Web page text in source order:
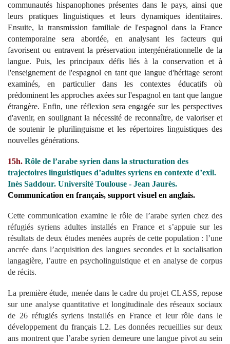
communautés hispanophones présentes dans le pays, ainsi que
leurs pratiques linguistiques et leurs dynamiques identitaires.
Ensuite, la transmission familiale de l'espagnol dans la France
contemporaine sera abordée, en analysant les facteurs qui
favorisent ou entravent la préservation intergénérationnelle de la
langue. Puis, les principaux défis liés à la conservation et à
l'enseignement de l'espagnol en tant que langue d'héritage seront
examinés, en particulier dans les contextes éducatifs où
prédominent les approches axées sur l'espagnol en tant que langue
étrangère. Enfin, une réflexion sera engagée sur les perspectives
d'avenir, en soulignant la nécessité de reconnaître, de valoriser et
de soutenir le plurilinguisme et les répertoires linguistiques des
nouvelles générations.
15h. Rôle de l’arabe syrien dans la structuration des
trajectoires linguistiques d’adultes syriens en contexte d’exil.
Inès Saddour. Université Toulouse - Jean Jaurès.
Communication en français, support visuel en anglais.
Cette communication examine le rôle de l’arabe syrien chez des
réfugiés syriens adultes installés en France et s’appuie sur les
résultats de deux études menées auprès de cette population : l’une
ancrée dans l’acquisition des langues secondes et la socialisation
langagière, l’autre en psycholinguistique et en analyse de corpus
de récits.
La première étude, menée dans le cadre du projet CLASS, repose
sur une analyse quantitative et longitudinale des réseaux sociaux
de 26 réfugiés syriens installés en France et leur rôle dans le
développement du français L2. Les données recueillies sur deux
ans montrent que l’arabe syrien demeure une langue pivot au sein